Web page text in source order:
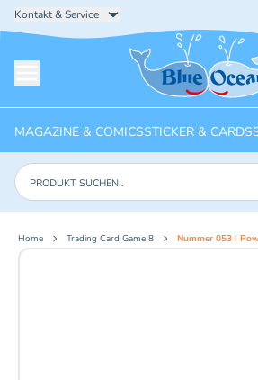
Kontakt & Service
Startseite
MAGAZINE & COMICSSTICKER & CARDS
Produkte suchen
Home Trading Card Game 8 Nummer 053 I